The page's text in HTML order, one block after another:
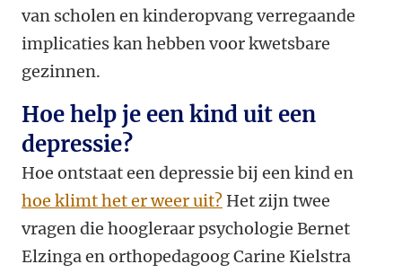
van scholen en kinderopvang verregaande
implicaties kan hebben voor kwetsbare
gezinnen.
Hoe help je een kind uit een
depressie?
Hoe ontstaat een depressie bij een kind en
hoe klimt het er weer uit? Het zijn twee
vragen die hoogleraar psychologie Bernet
Elzinga en orthopedagoog Carine Kielstra